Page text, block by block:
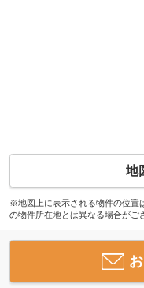
地
※地図上に表示される物件の位置
の物件所在地とは異なる場合がご